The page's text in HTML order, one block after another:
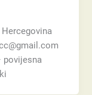
povijesna